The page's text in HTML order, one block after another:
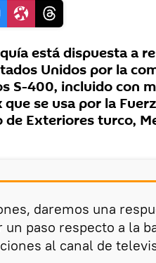
está dispuesta a
Unidos por la
S-400, incluido con
se usa por la
de Exteriores turco,
daremos una
paso respecto a la
al canal de